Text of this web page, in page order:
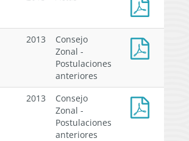
Reunión
N°2
-
2013
Acta
de
Reunión
N°1
2013
2013
Consejo
Zonal -
Postulaciones
anteriores
Designa
integrantes
2013
Consejo
Zonal -
Postulaciones
anteriores